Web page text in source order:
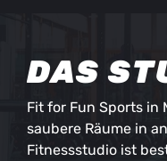
DAS
Fit for Fun Sports in
saubere Räume in
Fitnessstudio ist